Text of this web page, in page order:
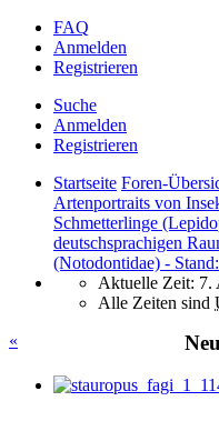
FAQ
Anmelden
Registrieren
Suche
Anmelden
Registrieren
Startseite Foren-
Artenportraits von
Schmetterlinge
deutschsprachigen
(Notodontidae) -
Aktuelle Zeit: 7.
Alle Zeiten sind
«